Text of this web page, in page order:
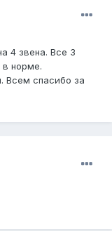
4 звена. Все 3
в норме.
Всем спасибо за